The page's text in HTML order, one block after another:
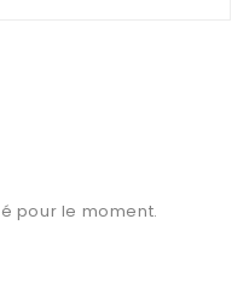
pour le moment.